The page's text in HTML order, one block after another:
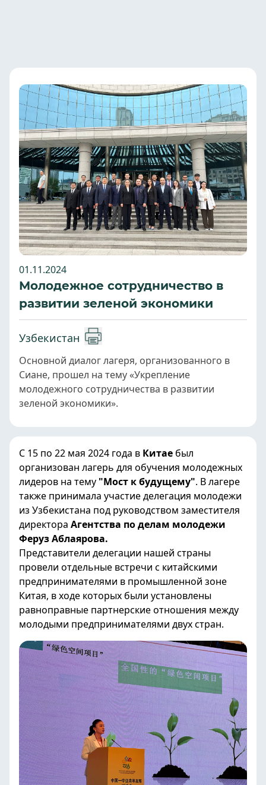
01.11.2024
Молодежное сотрудничество в
развитии зеленой экономики
Узбекистан
Основной диалог лагеря, организованного в
Сиане, прошел на тему «Укрепление
молодежного сотрудничества в развитии
зеленой экономики».
С 15 по 22 мая 2024 года в Китае был
организован лагерь для обучения молодежных
лидеров на тему "Мост к будущему". В лагере
также принимала участие делегация молодежи
из Узбекистана под руководством заместителя
директора Агентства по делам молодежи
Феруз Аблаярова.
Представители делегации нашей страны
провели отдельные встречи с китайскими
предпринимателями в промышленной зоне
Китая, в ходе которых были установлены
равноправные партнерские отношения между
молодыми предпринимателями двух стран.